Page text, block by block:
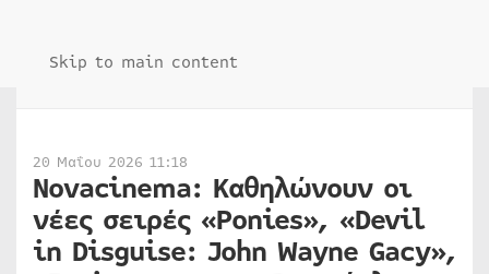
Skip to main content
20 Μαΐου 2026 11:18
Novacinema: Καθηλώνουν οι
νέες σειρές «Ponies», «Devil
in Disguise: John Wayne Gacy»,